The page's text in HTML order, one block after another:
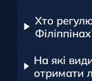
Хто
На які
отримати